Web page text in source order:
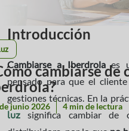
cambiarse de
junio 2026 4 min de lectura
Introducción
Cambiarse a Iberdrolaes
pensado para que el
gestiones técnicas. En la
luz significa cambiar de